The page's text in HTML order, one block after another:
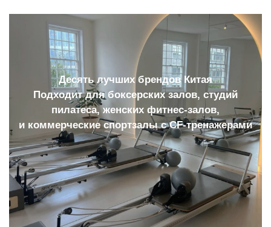
Десять лучших брендов Китая
Подходит для боксерских залов, студий
пилатеса, женских фитнес-залов,
и коммерческие спортзалы с CF-тренажерами